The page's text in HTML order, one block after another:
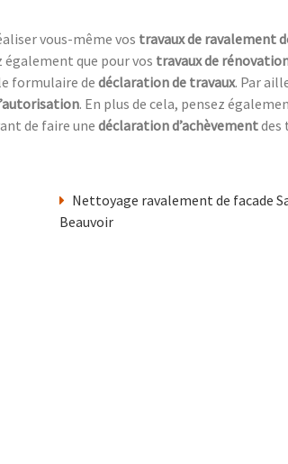
vous-même vos travaux de ravalement
que pour vos travaux de
formulaire dedéclaration de travaux. Par
. En plus de cela, pensez
de faire une déclaration d’achèvementdes
Nettoyage ravalement de facade
Beauvoir